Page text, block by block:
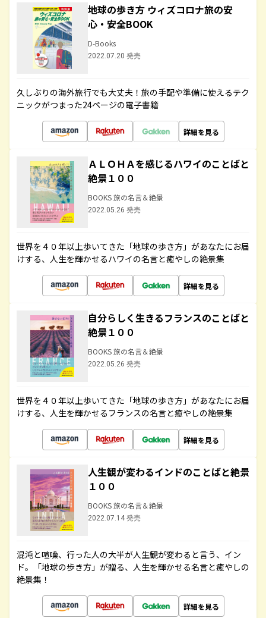
地球の歩き方 ウィズコロナ旅の安
心・安全BOOK
D-Books
2022.07.20 発売
久しぶりの海外旅行でも大丈夫！旅の手配や準備に使えるテク
ニックがつまった24ページの電子書籍
詳細を見る
ＡＬＯＨＡを感じるハワイのことばと
絶景１００
BOOKS 旅の名言＆絶景
2022.05.26 発売
世界を４０年以上歩いてきた「地球の歩き方」があなたにお届
けする、人生を輝かせるハワイの名言と癒やしの絶景集
詳細を見る
自分らしく生きるフランスのことばと
絶景１００
BOOKS 旅の名言＆絶景
2022.05.26 発売
世界を４０年以上歩いてきた「地球の歩き方」があなたにお届
けする、人生を輝かせるフランスの名言と癒やしの絶景集
詳細を見る
人生観が変わるインドのことばと絶景
１００
BOOKS 旅の名言＆絶景
2022.07.14 発売
混沌と喧噪、行った人の大半が人生観が変わると言う、イン
ド。「地球の歩き方」が贈る、人生を輝かせる名言と癒やしの
絶景集！
詳細を見る